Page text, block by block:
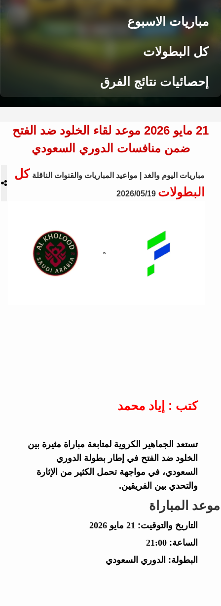
مباريات الاسبوع
كل البطولات
إحصائيات نتائج الفرق
21 مايو 2026 موعد لقاء الخلود ضد الفتح
ضمن منافسات الدوري السعودي
مباريات اليوم والغد | مواعيد المباريات والقنوات الناقلة كل
البطولات 2026/05/19
كتب : إياد محمد
تستعد الجماهير الكروية لمتابعة مباراة مثيرة بين
الخلود ضد الفتح في إطار بطولة الدوري
السعودي، في مواجهة تحمل الكثير من الإثارة
والتحدي بين الفريقين.
موعد المباراة
التاريخ والتوقيت:
الساعة: 21:00
البطولة: الدوري السعودي